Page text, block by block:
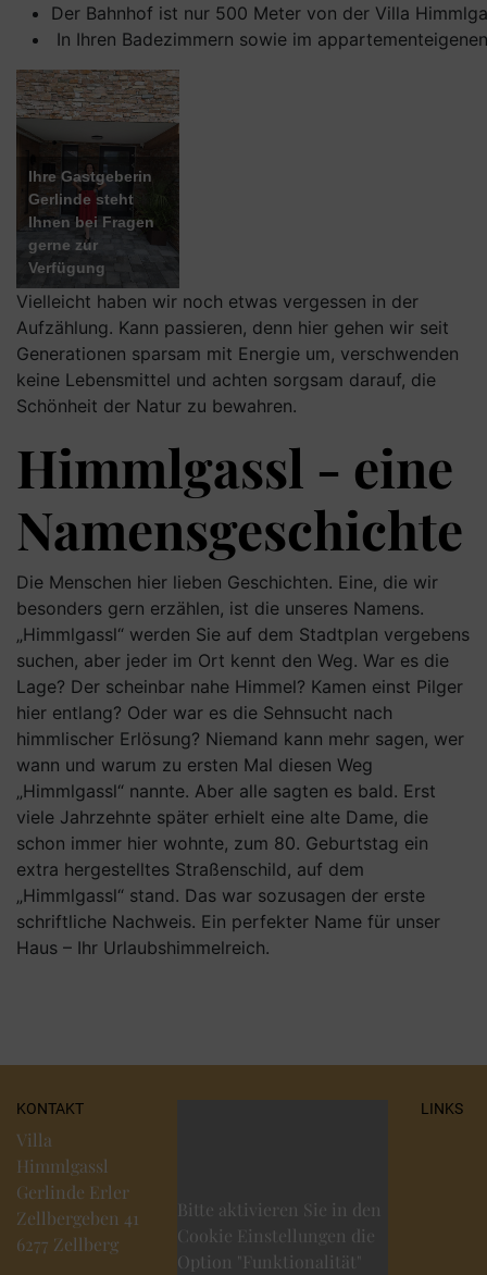
Der Bahnhof ist nur 500 Meter von der Villa
In Ihren Badezimmern sowie im
Ihre Gastgeberin
Gerlinde steht
Ihnen bei Fragen
gerne zur
Verfügung
Vielleicht haben wir noch etwas vergessen in der
Aufzählung. Kann passieren, denn hier gehen wir seit
Generationen sparsam mit Energie um, verschwenden
keine Lebensmittel und achten sorgsam darauf, die
Schönheit der Natur zu bewahren.
Himmlgassl - eine
Namensgeschichte
Die Menschen hier lieben Geschichten. Eine, die wir
besonders gern erzählen, ist die unseres Namens.
„Himmlgassl“ werden Sie auf dem Stadtplan vergebens
suchen, aber jeder im Ort kennt den Weg. War es die
Lage? Der scheinbar nahe Himmel? Kamen einst Pilger
hier entlang? Oder war es die Sehnsucht nach
himmlischer Erlösung? Niemand kann mehr sagen, wer
wann und warum zu ersten Mal diesen Weg
„Himmlgassl“ nannte. Aber alle sagten es bald. Erst
viele Jahrzehnte später erhielt eine alte Dame, die
schon immer hier wohnte, zum 80. Geburtstag ein
extra hergestelltes Straßenschild, auf dem
„Himmlgassl“ stand. Das war sozusagen der erste
schriftliche Nachweis. Ein perfekter Name für unser
Haus – Ihr Urlaubshimmelreich.
KONTAKT
Villa
Himmlgassl
Gerlinde Erler
Zellbergeben 41
6277 Zellberg
Bitte aktivieren Sie in den
Cookie Einstellungen die
Option "Funktionalität"
LINKS